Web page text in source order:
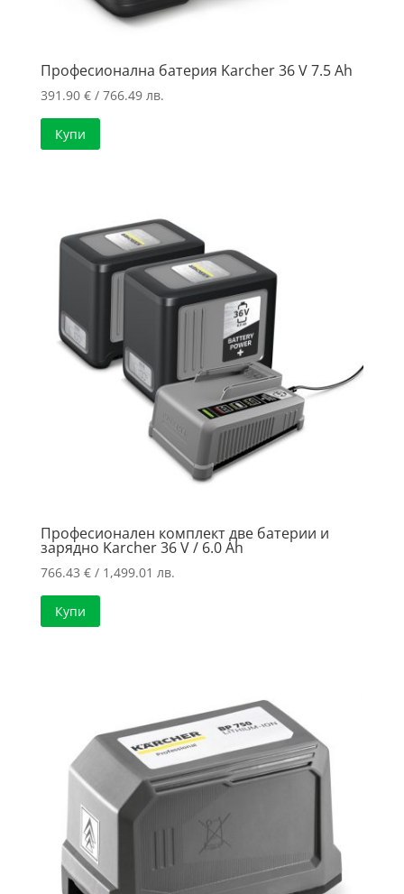
Професионална батерия Karcher 36 V 7.5 Ah
391.90 €/ 766.49 лв.
Купи
Професионален комплект две батерии и
зарядно Karcher 36 V / 6.0 Ah
766.43 €/ 1,499.01 лв.
Купи